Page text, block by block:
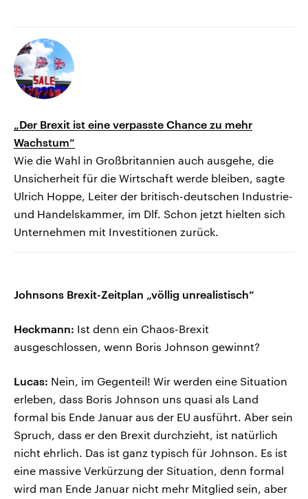
„Der Brexit ist eine verpasste Chance zu mehr
Wachstum“
Wie die Wahl in Großbritannien auch ausgehe, die
Unsicherheit für die Wirtschaft werde bleiben, sagte
Ulrich Hoppe, Leiter der britisch-deutschen Industrie-
und Handelskammer, im Dlf. Schon jetzt hielten sich
Unternehmen mit Investitionen zurück.
Johnsons Brexit-Zeitplan „völlig unrealistisch“
Heckmann: Ist denn ein Chaos-Brexit
ausgeschlossen, wenn Boris Johnson gewinnt?
Lucas: Nein, im Gegenteil! Wir werden eine Situation
erleben, dass Boris Johnson uns quasi als Land
formal bis Ende Januar aus der EU ausführt. Aber sein
Spruch, dass er den Brexit durchzieht, ist natürlich
nicht ehrlich. Das ist ganz typisch für Johnson. Es ist
eine massive Verkürzung der Situation, denn formal
wird man Ende Januar nicht mehr Mitglied sein, aber